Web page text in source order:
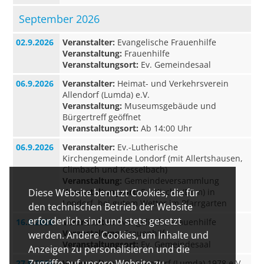
Diese Website benutzt Cookies, die für
den technischen Betrieb der Website
erforderlich sind und stets gesetzt
werden. Andere Cookies, um Inhalte und
Anzeigen zu personalisieren und die
September 2026
02.9.2026 Veranstalter: Evangelische Frauenhilfe
Veranstaltung: Frauenhilfe
Veranstaltungsort: Ev. Gemeindesaal
06.9.2026
Veranstalter: Heimat- und Verkehrsverein
Allendorf (Lumda) e.V.
Veranstaltung: Museumsgebäude und
Bürgertreff geöffnet
Veranstaltungsort: Ab 14:00 Uhr
06.9.2026
Veranstalter: Ev.-Lutherische
Kirchengemeinde Londorf (mit Allertshausen,
Climbach und Kesselbach)
Veranstaltung: Gemeindeversammlung
Veranstaltungsort:Ev. Kirche (Dom) in
Londorf, bei gutem Wetter im Pfarrgarten
16.9.2026
Veranstalter:Evangelische Frauenhilfe
Veranstaltung:Frauenhilfe
Veranstaltungsort: Ev. Gemeindesaal